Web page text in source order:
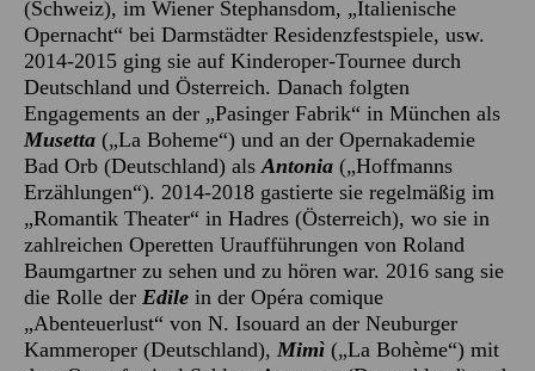
(Schweiz), im Wiener Stephansdom, „Italienische
Opernacht“ bei Darmstädter Residenzfestspiele, usw.
2014-2015 ging sie auf Kinderoper-Tournee durch
Deutschland und Österreich. Danach folgten
Engagements an der „Pasinger Fabrik“ in München als
Musetta („La Boheme“) und an der Opernakademie
Bad Orb (Deutschland) alsAntonia („Hoffmanns
Erzählungen“). 2014-2018 gastierte sie regelmäßig im
„Romantik Theater“ in Hadres (Österreich), wo sie in
zahlreichen Operetten Uraufführungen von Roland
Baumgartner zu sehen und zu hören war. 2016 sang sie
die Rolle der Edile in der Opéra comique
„Abenteuerlust“ von N. Isouard an der Neuburger
Kammeroper (Deutschland), Mimì („La Bohème“) mit